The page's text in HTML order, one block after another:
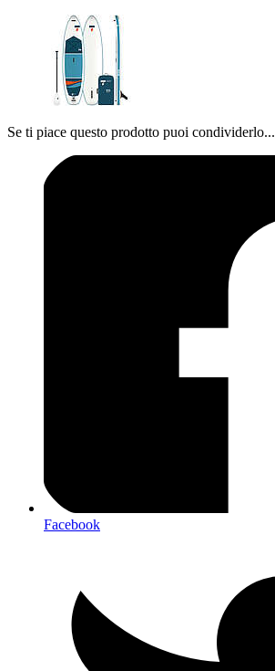
Se ti piace questo prodotto puoi condividerlo...
Facebook